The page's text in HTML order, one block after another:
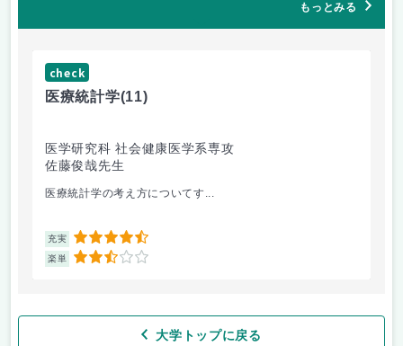
もっとみる
check
医療統計学(11)
医学研究科 社会健康医学系専攻
佐藤俊哉先生
医療統計学の考え方についてす...
充実 4.5
楽単 2.5
大学トップに戻る